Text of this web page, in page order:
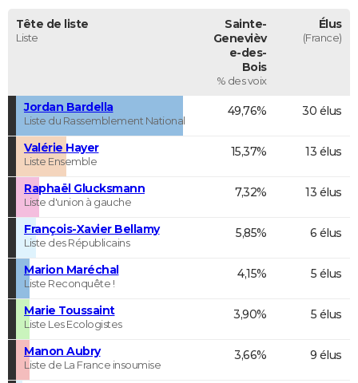
Tête de liste
Liste
Sainte-
Genevièv
e-des-
Bois
% des voix
Élus
(France)
Jordan Bardella
Liste du Rassemblement National
49,76% 30 élus
Valérie Hayer
Liste Ensemble
15,37% 13 élus
Raphaël Glucksmann
Liste d'union à gauche
7,32% 13 élus
François-Xavier Bellamy
Liste des Républicains
5,85% 6 élus
Marion Maréchal
Liste Reconquête !
4,15% 5 élus
Marie Toussaint
Liste Les Ecologistes
3,90% 5 élus
Manon Aubry
Liste de La France insoumise
3,66% 9 élus